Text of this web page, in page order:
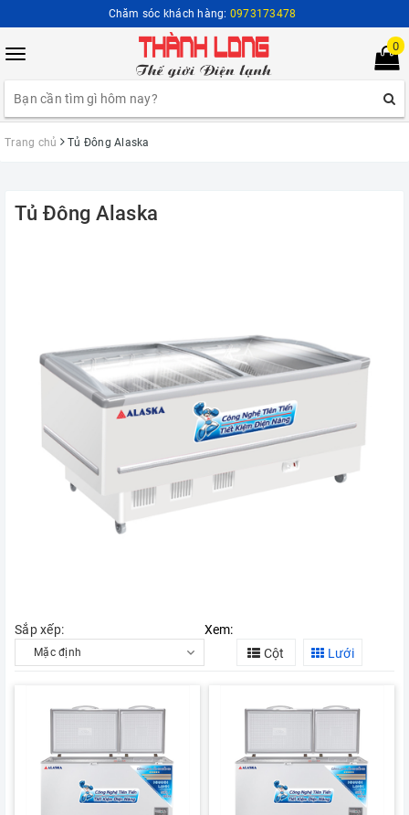
Chăm sóc khách hàng: 0973173478
Toggle
0
Trang chủ Tủ Đông Alaska
Tủ Đông Alaska
Sắp xếp:
Xem:
Cột
Lưới